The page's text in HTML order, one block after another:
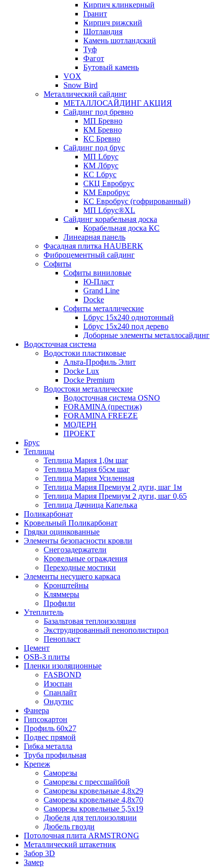
Кирпич клинкерный
Гранит
Кирпич рижский
Шотландия
Камень шотландский
Туф
Фагот
Бутовый камень
VOX
Snow Bird
Металлический сайдинг
МЕТАЛЛОСАЙДИНГ АКЦИЯ
Сайдинг под бревно
МП Бревно
КМ Бревно
КС Бревно
Сайдинг под брус
МП Lбрус
КМ Лбрус
КС Lбрус
СКЦ Евробрус
КМ Евробрус
КС Евробрус (гофрированный)
МП Lбрус®XL
Сайдинг корабельная доска
Корабельная доска КС
Линеарная панель
Фасадная плитка HAUBERK
Фиброцементный сайдинг
Софиты
Софиты виниловые
Ю-Пласт
Grand Line
Docke
Софиты металлические
Lбрус 15x240 однотонный
Lбрус 15x240 под дерево
Доборные элементы металлосайдинг
Водосточная система
Водостоки пластиковые
Альта-Профиль Элит
Docke Lux
Docke Premium
Водостоки металлические
Водосточная система OSNO
FORAMINA (престиж)
FORAMINA FREEZE
МОДЕРН
ПРОЕКТ
Брус
Теплицы
Теплица Мария 1,0м шаг
Теплица Мария 65см шаг
Теплица Мария Усиленная
Теплица Мария Премиум 2 дуги, шаг 1м
Теплица Мария Премиум 2 дуги, шаг 0,65
Теплица Дачница Капелька
Поликарбонат
Кровельный Поликарбонат
Грядки оцинкованные
Элементы безопасности кровли
Снегозадержатели
Кровельные ограждения
Переходные мостики
Элементы несущего каркаса
Кронштейны
Кляммеры
Профили
Утеплитель
Базальтовая теплоизоляция
Экструдированный пенополистирол
Пенопласт
Цемент
OSB-3 плиты
Пленки изоляционные
FASBOND
Изоспан
Спанлайт
Ондутис
Фанера
Гипсокартон
Профиль 60х27
Подвес прямой
Гибка металла
Труба профильная
Крепеж
Саморезы
Саморезы с прессшайбой
Саморезы кровельные 4,8х29
Саморезы кровельные 4,8х70
Саморезы кровельные 5,5х19
Дюбеля для теплоизоляции
Дюбель гвозди
Потолочная плита ARMSTRONG
Металлический штакетник
Забор 3D
Замер